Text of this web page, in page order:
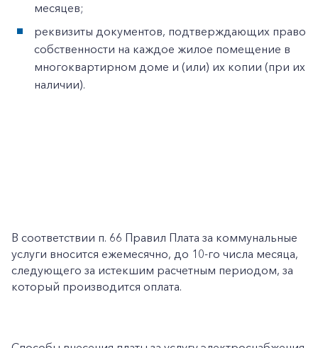
месяцев;
реквизиты документов, подтверждающих право
собственности на каждое жилое помещение в
многоквартирном доме и (или) их копии (при их
наличии).
В соответствии п. 66 Правил Плата за коммунальные
услуги вносится ежемесячно, до 10-го числа месяца,
следующего за истекшим расчетным периодом, за
который производится оплата.